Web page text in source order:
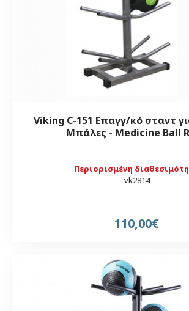
Περιορισμένη
vk2814
Viking C-151 Επαγγ/κό σταντ
Μπάλες - Medicine Ball
110,00€